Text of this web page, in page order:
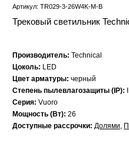
Артикул: TR029-3-26W4K-M-B
Трековый светильник
Производитель: Technical
Цоколь: LED
Цвет арматуры: черный
Степень пылевлагозащиты (IP):
Серия: Vuoro
Мощность (Вт): 26
Доступные рассрочки: Долями,